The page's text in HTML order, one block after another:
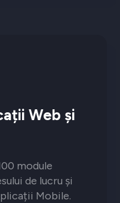
Web și
module
de lucru și
Mobile.